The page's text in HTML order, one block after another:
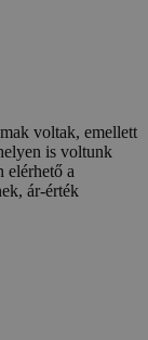
voltak, emellett
is voltunk
elérhető a
ár-érték